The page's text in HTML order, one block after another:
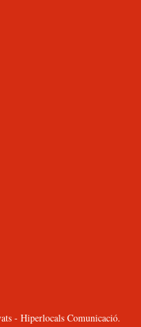
- Hiperlocals Comunicació.